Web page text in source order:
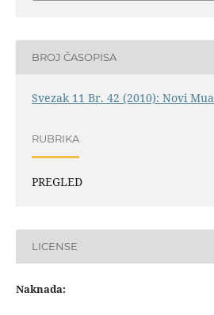
BROJ ČASOPISA
Svezak 11 Br. 42 (2010): Novi
RUBRIKA
PREGLED
LICENSE
Naknada: